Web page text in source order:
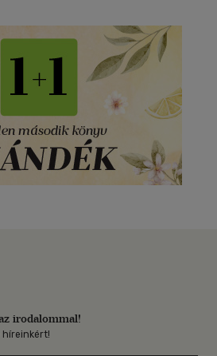
irodalommal!
híreinkért!